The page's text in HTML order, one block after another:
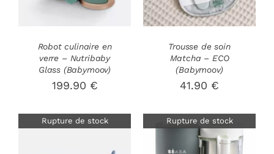
Robot culinaire en
verre – Nutribaby
Glass (Babymoov)
199.90 €
Trousse de soin
Matcha – ECO
(Babymoov)
41.90 €
Rupture de stock Rupture de stock